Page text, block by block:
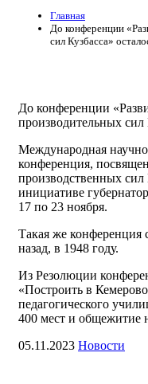
Главная
До конференции
сил Кузбасса»
До конференции
производительных сил
Международная
конференция,
производственных сил
инициативе
17 по 23 ноября.
Такая же конференция
назад, в 1948 году.
Из Резолюции
«Построить в
педагогического
400 мест и общежитие
05.11.2023 Новости